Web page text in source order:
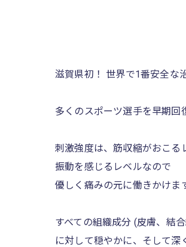
滋賀県初！ 世界で1番安全な
多くのスポーツ選手を早期
刺激強度は、筋収縮がおこる
振動を感じるレベルなので
優しく痛みの元に働きかけま
すべての組織成分 (皮膚、結
に対して穏やかに、そして深